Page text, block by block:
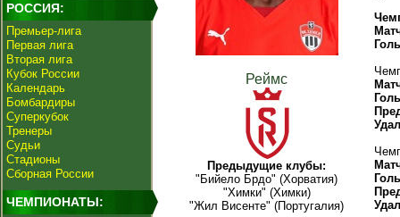
РОССИЯ:
Премьер-лига
Первая лига
Вторая лига
Кубок России
Календарь
Бомбардиры
Суперкубок
Тренеры
Судьи
Стадионы
Сборная России
ЧЕМПИОНАТЫ:
Реймс
Предыдущие клубы:
"Бийело Брдо" (Хорватия)
"Химки" (Химки)
"Жил Висенте" (Португалия)